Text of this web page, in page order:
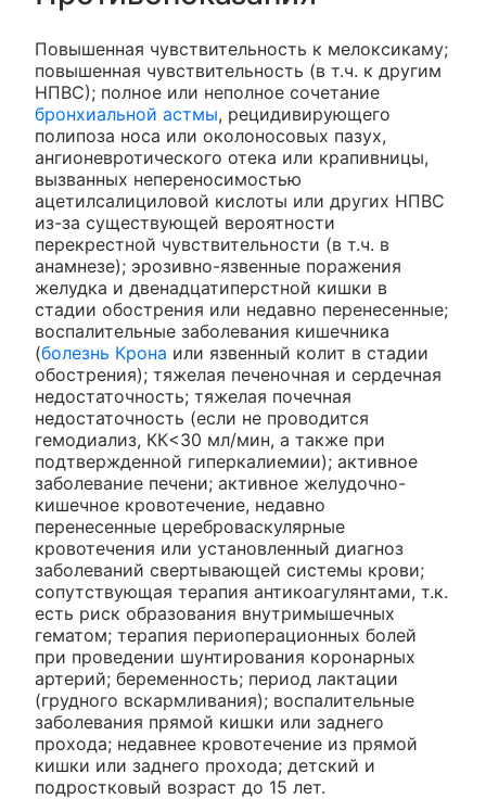
Повышенная чувствительность к мелоксикаму;
повышенная чувствительность (в т.ч. к другим
НПВС); полное или неполное сочетание
бронхиальной астмы, рецидивирующего
полипоза носа или околоносовых пазух,
ангионевротического отека или крапивницы,
вызванных непереносимостью
ацетилсалициловой кислоты или других НПВС
из-за существующей вероятности
перекрестной чувствительности (в т.ч. в
анамнезе); эрозивно-язвенные поражения
желудка и двенадцатиперстной кишки в
стадии обострения или недавно перенесенные;
воспалительные заболевания кишечника
(болезнь Крона или язвенный колит в стадии
обострения); тяжелая печеночная и сердечная
недостаточность; тяжелая почечная
недостаточность (если не проводится
гемодиализ, КК<30 мл/мин, а также при
подтвержденной гиперкалиемии); активное
заболевание печени; активное желудочно-
кишечное кровотечение, недавно
перенесенные цереброваскулярные
кровотечения или установленный диагноз
заболеваний свертывающей системы крови;
сопутствующая терапия антикоагулянтами, т.к.
есть риск образования внутримышечных
гематом; терапия периоперационных болей
при проведении шунтирования коронарных
артерий; беременность; период лактации
(грудного вскармливания); воспалительные
заболевания прямой кишки или заднего
прохода; недавнее кровотечение из прямой
кишки или заднего прохода; детский и
подростковый возраст до 15 лет.